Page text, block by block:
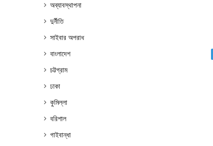
অব্যাবস্থাপনা
দুর্নীতি
সাইবার অপরাধ
বাংলাদেশ
চট্টগ্রাম
ঢাকা
কুমিল্লা
বরিশাল
গাইবান্ধা